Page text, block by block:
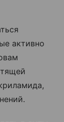
активно